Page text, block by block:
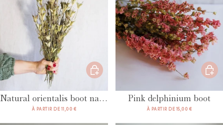
Natural orientalis boot natural
À PARTIR DE 11,00 €
Pink delphinium boot
À PARTIR DE 15,00 €